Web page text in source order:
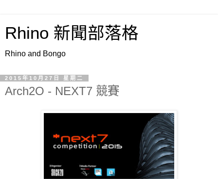
Rhino 新聞部落格
Rhino and Bongo
2015年10月27日 星期二
Arch2O - NEXT7 競賽